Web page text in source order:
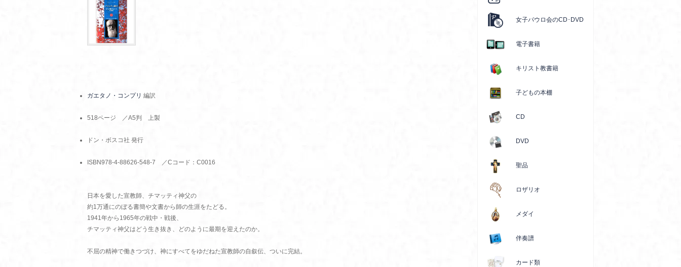
ガエタノ・コンプリ 編訳
518ページ ／A5判 上製
ドン・ボスコ社 発行
ISBN978-4-88626-548-7 ／Cコード：C0016
日本を愛した宣教師、チマッティ神父の
約1万通にのぼる書簡や文書から師の生涯をたどる。
1941年から1965年の戦中・戦後、
チマッティ神父はどう生き抜き、どのように最期を迎えたのか。
不屈の精神で働きつづけ、神にすべてをゆだねた宣教師の自叙伝、ついに完結。
女子パウロ会のCD･DVD
電子書籍
キリスト教書籍
子どもの本棚
CD
DVD
聖品
ロザリオ
メダイ
伴奏譜
カード類